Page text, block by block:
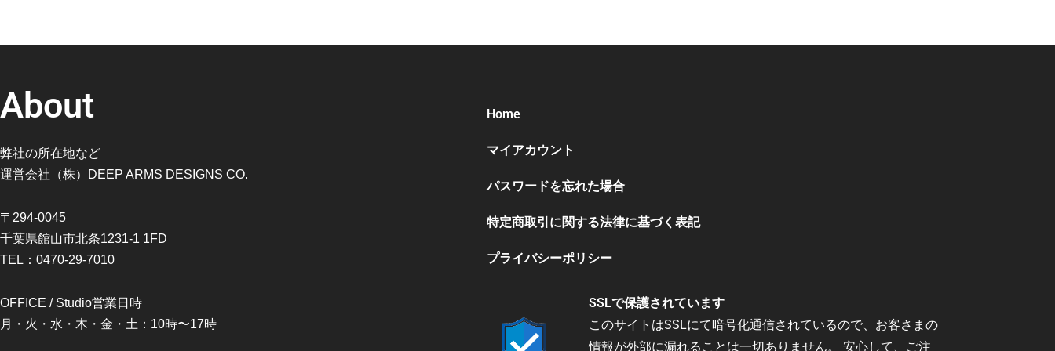
About
弊社の所在地など
運営会社（株）DEEP ARMS DESIGNS CO.
〒294-0045
千葉県館山市北条1231-1 1FD
TEL：0470-29-7010
OFFICE / Studio営業日時
月・火・水・木・金・土：10時〜17時
Home
マイアカウント
パスワードを忘れた場合
特定商取引に関する法律に基づく表記
プライバシーポリシー
SSLで保護されています
このサイトはSSLにて暗号化通信されているので、お客さまの
情報が外部に漏れることは一切ありません。 安心して、ご注